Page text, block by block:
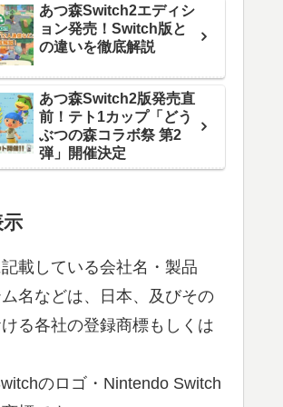
あつ森Switch2エディシ
ョン発売！Switch版と
の違いを徹底解説
あつ森Switch2版発売直
前！テト1カップ「どう
ぶつの森コラボ祭 第2
弾」開催決定
載している会社名・製品
名などは、日本、及びその
る各社の登録商標もしくは
のロゴ・Nintendo Switch